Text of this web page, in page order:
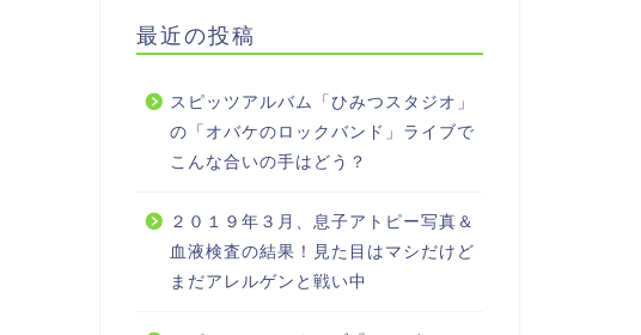
最近の投稿
スピッツアルバム「ひみつスタジオ」
の「オバケのロックバンド」ライブで
こんな合いの手はどう？
２０１９年３月、息子アトピー写真＆
血液検査の結果！見た目はマシだけど
まだアレルゲンと戦い中